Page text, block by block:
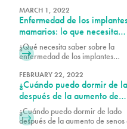
útil de
hacerte una cirugía estética. El
hecho de que esté leyendo esto
significa que está realizando las
investigaciones necesarias, lo cual
es el primer paso para ser un buen
candidato para los procedimientos
programar la cirugía, es
MARCH 1, 2022
Enfermedad de los
mamarios: lo que necesita
saber
¿Qué necesita saber sobre la
enfermedad de los implantes
cirujano plástico certificado por la
doble junta de Miami, explica
esta afección puede causar fatiga,
dolor en las articulaciones y otras
complicaciones relacionadas con
implantes mamarios.
FEBRUARY 22, 2022
¿Cuándo puedo dormir de
después de la aumento de
senos?
¿Cuándo puedo dormir de lado
después de la aumento de senos